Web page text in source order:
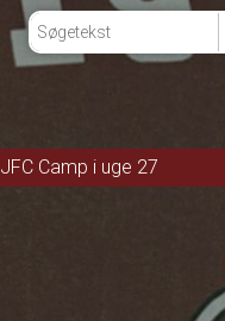
JFC Camp i uge 27